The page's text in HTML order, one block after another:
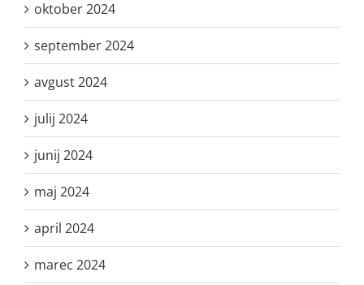
oktober 2024
september 2024
avgust 2024
julij 2024
junij 2024
maj 2024
april 2024
marec 2024